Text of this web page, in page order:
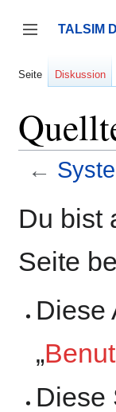
springen
Seitenleiste umschalten
TALSIM
Seite Diskussion
←
Du bist
Seite
Diese
„
Diese